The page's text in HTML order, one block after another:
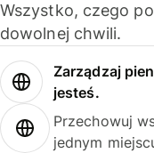
Wszystko, czego
dowolnej chwili.
Zarządzaj
jesteś.
Przechowuj
jednym